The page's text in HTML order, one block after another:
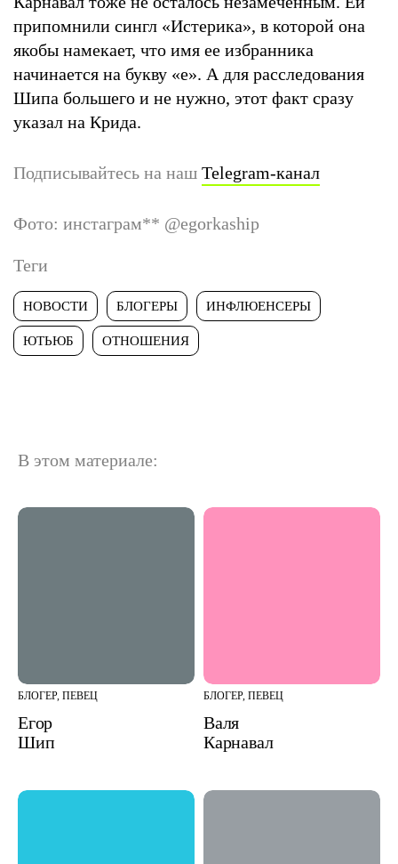
припомнили сингл «Истерика», в которой она
якобы намекает, что имя ее избранника
начинается на букву «е». А для расследования
Шипа большего и не нужно, этот факт сразу
указал на Крида.
Подписывайтесь на наш Telegram-канал
Фото: инстаграм** @egorkaship
Теги
НОВОСТИ БЛОГЕРЫ ИНФЛЮЕНСЕРЫ
ЮТЬЮБ ОТНОШЕНИЯ
В этом материале:
БЛОГЕР, ПЕВЕЦ
Егор
Шип
БЛОГЕР, ПЕВЕЦ
Валя
Карнавал